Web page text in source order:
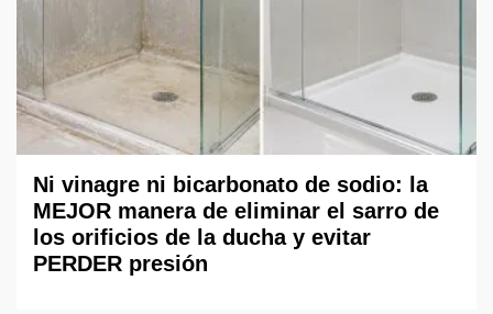
Ni vinagre ni bicarbonato de sodio: la
MEJOR manera de eliminar el sarro de
los orificios de la ducha y evitar
PERDER presión